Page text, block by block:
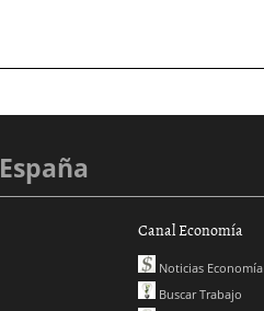
España
Canal Economía
Noticias Economía
Buscar Trabajo